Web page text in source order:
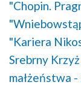
"Chopin.
"Kariera
Srebrny Krzyż
małżeństwa -